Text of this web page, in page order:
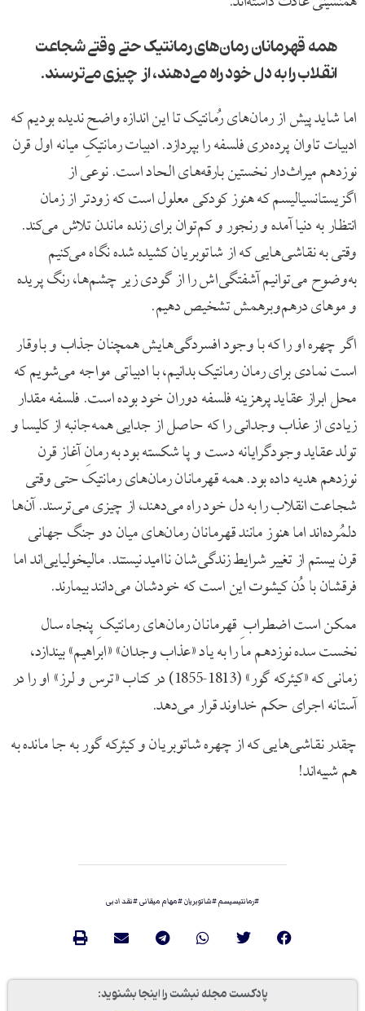
همه قهرمانان رمان‌های رمانتیک حتی وقتی شجاعت
انقلاب را به دل خود راه می‌دهند، از چیزی می‌ترسند.
اما شاید پیش از رمان‌های رُمانتیک تا این اندازه واضح ندیده بودیم که
ادبیات تاوان پرده‌دری فلسفه را بپردازد. ادبیات رمانتیکِ میانه اول قرن
نوزدهم میراث‌دار نخستین بارقه‌های الحاد است. نوعی از
اگزیستانسیالیسم که هنوز کودکی معلول است که زودتر از زمان
انتظار به دنیا آمده و رنجور و کم‌توان برای زنده ماندن تلاش می‌کند.
وقتی به نقاشی‌هایی که از شاتوبریان کشیده شده نگاه می‌کنیم
به‌وضوح می‌توانیم آشفتگی‌اش را از گودی زیر چشم‌ها، رنگ پریده
و موهای درهم‌و‌برهمش تشخیص دهیم.
اگر چهره او را که با وجود افسردگی‌هایش همچنان جذاب و باوقار
است نمادی برای رمان رمانتیک بدانیم، با ادبیاتی مواجه می‌شویم که
محل ابراز عقاید پرهزینه فلسفه دوران خود بوده است. فلسفه مقدار
زیادی از عذاب وجدانی را که حاصل از جدایی همه‌جانبه از کلیسا و
تولد عقاید وجودگرایانه دست و پا شکسته بود به رمانِ آغاز قرن
نوزدهم هدیه داده بود. همه قهرمانان رمان‌های رمانتیک حتی وقتی
شجاعت انقلاب را به دل خود راه می‌دهند، از چیزی می‌ترسند. آن‌ها
دلمُرده‌اند اما هنوز مانند قهرمانان رمان‌های میان دو جنگ جهانی
قرن بیستم از تغییر شرایط زندگی‌شان ناامید نیستند. مالیخولیایی‌اند اما
فرقشان با دُن کیشوت این است که خودشان می‌دانند بیمارند.
ممکن است اضطراب ِ قهرمانان رمان‌های رمانتیک ِ پنجاه سال
نخست سده نوزدهم ما را به یاد «عذاب وجدان» «ابراهیم» بیندازد،
زمانی که «کیئرکه گور» (1813-1855) در کتاب «ترس و لرز» او را در
آستانه اجرای حکم خداوند قرار می‌دهد.
چقدر نقاشی‌هایی که از چهره شاتوبریان و کیئرکه گور به جا مانده به
هم شبیه‌اند!
#رمانتیسیسم#شاتوبریان#مهام میقانی#نقد ادبی
پادکست مجله نبشت را اینجا بشنوید: